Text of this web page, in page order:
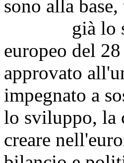
sono alla
già lo
europeo del
approvato
impegnato a
lo sviluppo, la
creare